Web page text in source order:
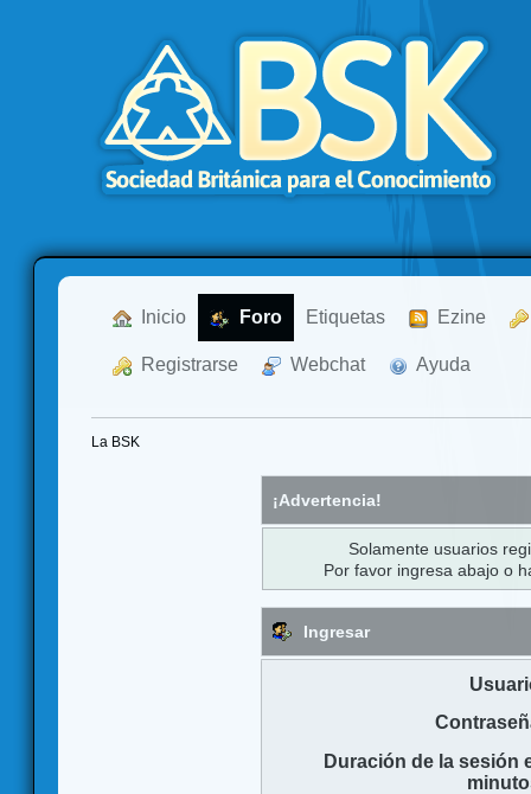
Inicio Foro Etiquetas Ezine
Registrarse Webchat Ayuda
La BSK
¡Advertencia!
Solamente usuarios
Por favor ingresa abajo o
Ingresar
Duración de la sesión